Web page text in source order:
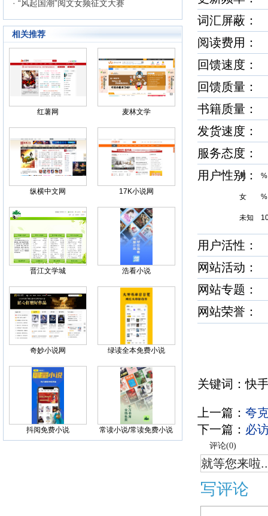
· “风起国潮”阅文女频征文大赛
相关推荐
红薯网 麦林文学
纵横中文网 17K小说网
晋江文学城 浩看小说
奇妙小说网 绿读全本免费小说
抖阅免费小说 常读小说/常读免费小说
词汇屏蔽
阅读费用：
回馈速度
回馈质量
书籍质量
发货速度
服务态度
用户性别
男 %
女 %
未知
用户活性
网站活动：
网站专题：
网站荣誉
关键词：快
上一篇： 夸
下一篇： 必
评论(0)
就等您来啦
写评论